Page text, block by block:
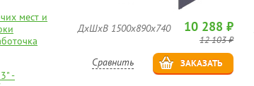
мест и
-
ДхШхВ 1500х890х740 10 288 ₽
12 103 ₽
Сравнить ЗАКАЗАТЬ